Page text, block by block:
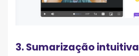
3. Sumarização intuitiva